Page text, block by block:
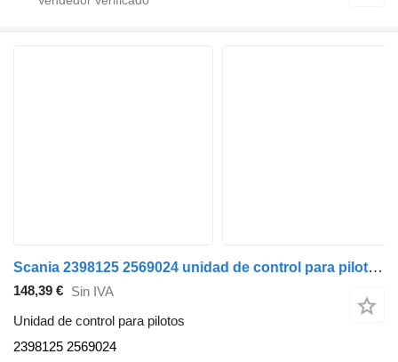
Scania 2398125 2569024 unidad de control para pilotos para Scania L,P,G,R,S-series (2016-) cabeza tractora
148,39 € Sin IVA
Unidad de control para pilotos
2398125 2569024